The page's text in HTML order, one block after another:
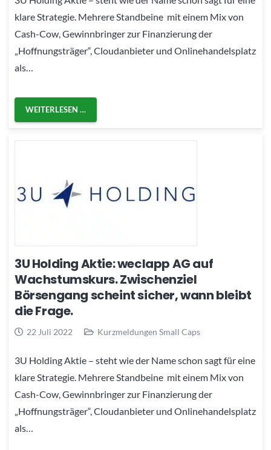
klare Strategie. Mehrere Standbeine mit einem Mix von
Cash-Cow, Gewinnbringer zur Finanzierung der
„Hoffnungsträger“, Cloudanbieter und Onlinehandelsplatz
als…
WEITERLESEN …
3U Holding Aktie: weclapp AG auf
Wachstumskurs. Zwischenziel
Börsengang scheint sicher, wann bleibt
die Frage.
22 Juli 2022 Kurzmeldungen Small Caps
3U Holding Aktie – steht wie der Name schon sagt für eine
klare Strategie. Mehrere Standbeine mit einem Mix von
Cash-Cow, Gewinnbringer zur Finanzierung der
„Hoffnungsträger“, Cloudanbieter und Onlinehandelsplatz
als…